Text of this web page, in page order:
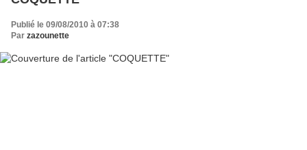
Publié le 09/08/2010 à 07:38
Par zazounette